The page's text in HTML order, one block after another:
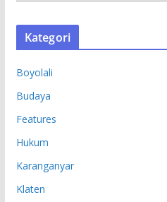
R
S
Kategori
Boyolali
Budaya
Features
Hukum
Karanganyar
Klaten